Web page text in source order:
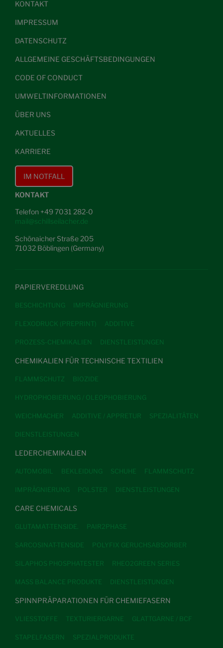
KONTAKT
IMPRESSUM
DATENSCHUTZ
ALLGEMEINE GESCHÄFTSBEDINGUNGEN
CODE OF CONDUCT
UMWELTINFORMATIONEN
ÜBER UNS
AKTUELLES
KARRIERE
IM NOTFALL
KONTAKT
Telefon +49 7031 282-0
mail@schillseilacher.de
Schönaicher Straße 205
71032 Böblingen (Germany)
PAPIERVEREDLUNG
BESCHICHTUNG IMPRÄGNIERUNG
FLEXODRUCK (PREPRINT) ADDITIVE
PROZESS-CHEMIKALIEN DIENSTLEISTUNGEN
CHEMIKALIEN FÜR TECHNISCHE TEXTILIEN
FLAMMSCHUTZ BIOZIDE
HYDROPHOBIERUNG / OLEOPHOBIERUNG
WEICHMACHER ADDITIVE / APPRETUR SPEZIALITÄTEN
DIENSTLEISTUNGEN
LEDERCHEMIKALIEN
AUTOMOBIL BEKLEIDUNG SCHUHE FLAMMSCHUTZ
IMPRÄGNIERUNG POLSTER DIENSTLEISTUNGEN
CARE CHEMICALS
GLUTAMAT-TENSIDE. PAIR2PHASE
SARCOSINAT-TENSIDE POLYFIX GERUCHSABSORBER
SILAPHOS PHOSPHATESTER RHEO2GREEN SERIES
MASS BALANCE PRODUKTE DIENSTLEISTUNGEN
SPINNPRÄPARATIONEN FÜR CHEMIEFASERN
VLIESSTOFFE TEXTURIERGARNE GLATTGARNE / BCF
STAPELFASERN SPEZIALPRODUKTE